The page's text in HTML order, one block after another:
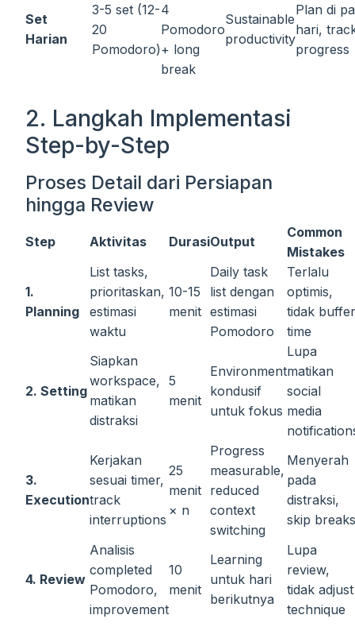
Set
Harian
3-5 set (12-
20
Pomodoro)
4
Pomodoro
+ long
break
Sustainable
productivity
Plan di
hari,
progress
2. Langkah Implementasi
Step-by-Step
Proses Detail dari Persiapan
hingga Review
Step Aktivitas DurasiOutput
Common
Mistakes
1.
Planning
List tasks,
prioritaskan,
estimasi
waktu
10-15
menit
Daily task
list dengan
estimasi
Pomodoro
Terlalu
optimis,
tidak buffer
time
2. Setting
Siapkan
workspace,
matikan
distraksi
5
menit
Environment
kondusif
untuk fokus
Lupa
matikan
social
media
3.
Execution
Kerjakan
sesuai timer,
track
interruptions
25
menit
× n
Progress
measurable,
reduced
context
switching
Menyerah
pada
distraksi,
skip breaks
4. Review
Analisis
completed
Pomodoro,
improvement
10
menit
Learning
untuk hari
berikutnya
Lupa
review,
tidak adjust
technique